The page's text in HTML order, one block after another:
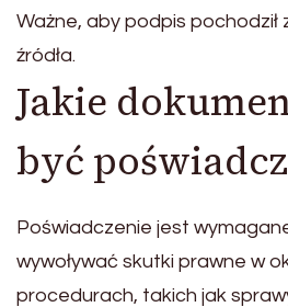
Ważne, aby podpis
źródła.
Jakie
być
Poświadczenie jest
wywoływać skutki prawne w
procedurach, takich jak